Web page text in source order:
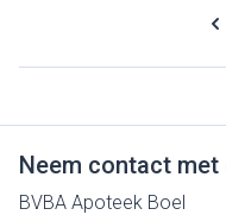
Neem contact met
BVBA Apoteek Boel